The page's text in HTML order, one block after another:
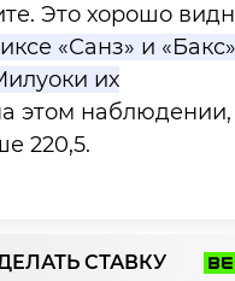
Это хорошо
«Санз» и «Бакс»
их
этом наблюдении,
220,5.
СТАВКУ